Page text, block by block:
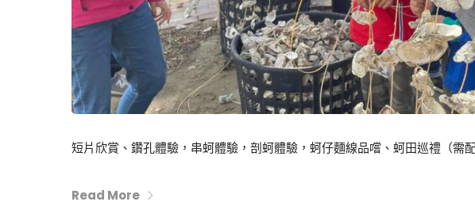
短片欣賞、鑽孔體驗，串蚵體驗，剖蚵體驗，蚵仔麵線品嚐、蚵田巡禮（需
Read More